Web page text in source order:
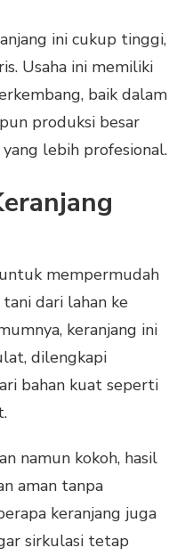
ini cukup tinggi,
Usaha ini memiliki
baik dalam
produksi besar
lebih profesional.
mempermudah
dari lahan ke
keranjang ini
dilengkapi
bahan kuat seperti
namun kokoh, hasil
aman tanpa
keranjang juga
sirkulasi tetap